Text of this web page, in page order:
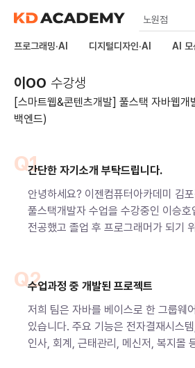
노원점
공식
프로그래밍·AI 디지털디자인·AI AI 모
이OO 수강생
[스마트웹&콘텐츠개발] 풀스택 자바웹개
백엔드)
Q1간단한 자기소개 부탁드립니다.
안녕하세요? 이젠컴퓨터아카데미 김
풀스택개발자 수업을 수강중인 이승
전공했고 졸업 후 프로그래머가 되기
Q2수업과정 중 개발된 프로젝트
저희 팀은 자바를 베이스로 한 그룹웨
있습니다. 주요 기능은 전자결재시스
인사, 회계, 근태관리, 메신저, 복지몰